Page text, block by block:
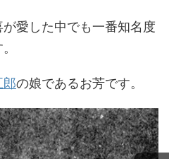
愛した中でも一番知名度
郎の娘であるお芳です。